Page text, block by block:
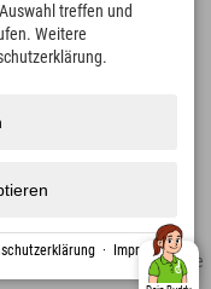
4.634km
Pisten zum Skifahren und
97
Nachhaltigkeitszertifikate
treffen und
Weitere
· Impressum